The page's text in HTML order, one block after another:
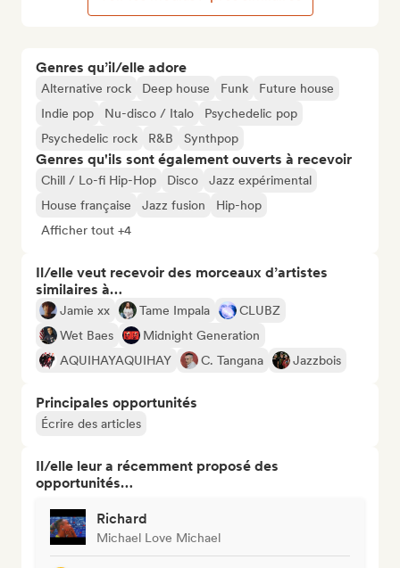
Genres qu’il/elle adore
Alternative rock Deep house Funk
Future house
Indie pop
Nu-disco / Italo
Psychedelic pop
Psychedelic rock
R&B Synthpop
Genres qu'ils sont également ouverts à recevoir
Chill / Lo-fi Hip-Hop Disco
Jazz expérimental
House française
Jazz fusion
Hip-hop
Afficher tout +4
Il/elle veut recevoir des morceaux d’artistes
similaires à…
Jamie xx Tame Impala
CLUBZ
Wet Baes
Midnight Generation
AQUIHAYAQUIHAY
C. Tangana Jazzbois
Principales opportunités
Écrire des articles
Il/elle leur a récemment proposé des
opportunités…
Richard
Michael Love Michael